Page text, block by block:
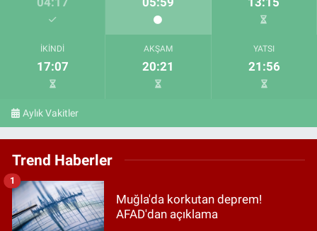
İKINDI
17:07
AKŞAM
20:21
YATSI
21:56
Aylık Vakitler
Trend Haberler
Muğla'da korkutan deprem!
AFAD'dan açıklama
1